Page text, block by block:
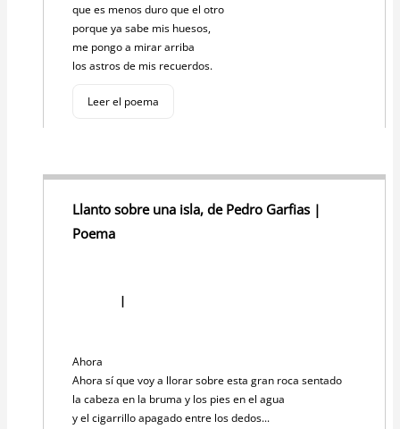
que es menos duro que el otro
porque ya sabe mis huesos,
me pongo a mirar arriba
los astros de mis recuerdos.
Leer el poema
Llanto sobre una isla, de Pedro Garfias |
Poema
I
Ahora
Ahora sí que voy a llorar sobre esta gran roca sentado
la cabeza en la bruma y los pies en el agua
y el cigarrillo apagado entre los dedos...